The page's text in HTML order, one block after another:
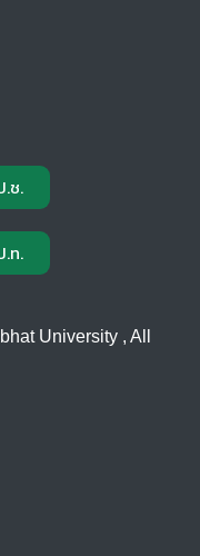
.ช.
.ท.
University , All